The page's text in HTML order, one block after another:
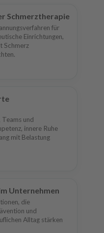
Schmerztherapie
für
Einrichtungen,
Schmerz
Teams und
innere Ruhe
mit Belastung
Unternehmen
die
und
Alltag stärken